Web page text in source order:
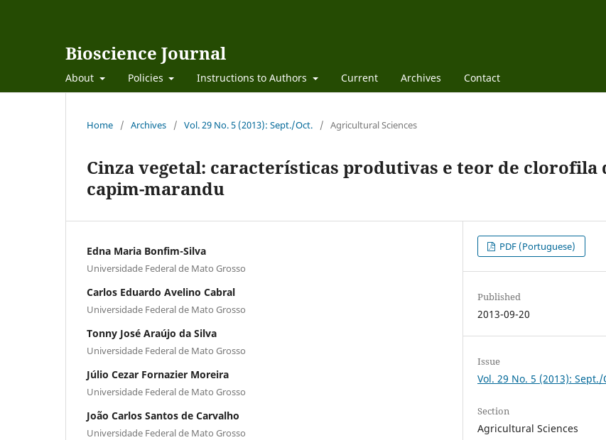
Bioscience Journal
About Policies Instructions to Authors Current Archives Contact
Home / Archives / Vol. 29 No. 5 (2013): Sept./Oct. / Agricultural Sciences
Cinza vegetal: características produtivas e teor de clorofila
capim-marandu
Edna Maria Bonfim-Silva
Universidade Federal de Mato Grosso
Carlos Eduardo Avelino Cabral
Universidade Federal de Mato Grosso
Tonny José Araújo da Silva
Universidade Federal de Mato Grosso
Júlio Cezar Fornazier Moreira
Universidade Federal de Mato Grosso
João Carlos Santos de Carvalho
Universidade Federal de Mato Grosso
PDF (Portuguese)
Published
2013-09-20
Issue
Vol. 29 No. 5 (2013): Sept./
Section
Agricultural Sciences